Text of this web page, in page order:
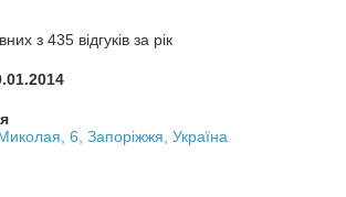
з 435 відгуків за рік
6, Запоріжжя, Україна